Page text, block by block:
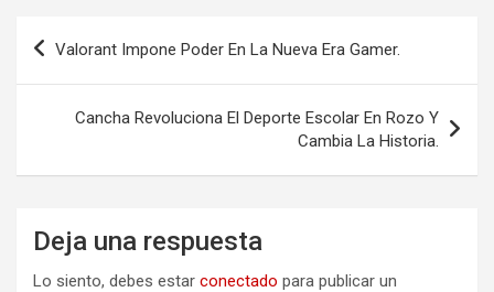
Navegación
entradas
Valorant Impone Poder En La Nueva Era Gamer.
Cancha Revoluciona El Deporte Escolar En Rozo Y
Cambia La Historia.
Deja una respuesta
Lo siento, debes estar conectado para publicar un